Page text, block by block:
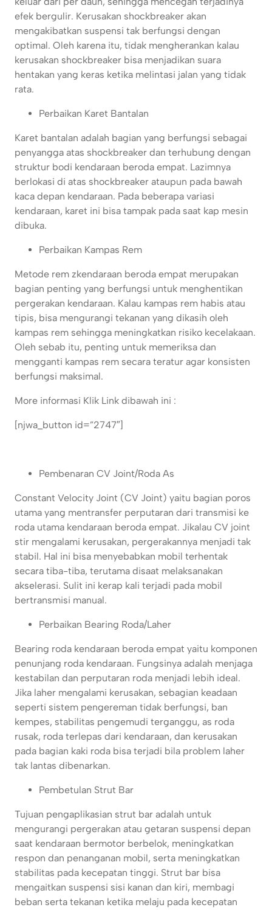
efek bergulir. Kerusakan shockbreaker akan
mengakibatkan suspensi tak berfungsi dengan
optimal. Oleh karena itu, tidak mengherankan kalau
kerusakan shockbreaker bisa menjadikan suara
hentakan yang keras ketika melintasi jalan yang tidak
rata.
Perbaikan Karet Bantalan
Karet bantalan adalah bagian yang berfungsi sebagai
penyangga atas shockbreaker dan terhubung dengan
struktur bodi kendaraan beroda empat. Lazimnya
berlokasi di atas shockbreaker ataupun pada bawah
kaca depan kendaraan. Pada beberapa variasi
kendaraan, karet ini bisa tampak pada saat kap mesin
dibuka.
Perbaikan Kampas Rem
Metode rem zkendaraan beroda empat merupakan
bagian penting yang berfungsi untuk menghentikan
pergerakan kendaraan. Kalau kampas rem habis atau
tipis, bisa mengurangi tekanan yang dikasih oleh
kampas rem sehingga meningkatkan risiko kecelakaan.
Oleh sebab itu, penting untuk memeriksa dan
mengganti kampas rem secara teratur agar konsisten
berfungsi maksimal.
More informasi Klik Link dibawah ini :
[njwa_button id=”2747″]
Pembenaran CV Joint/Roda As
Constant Velocity Joint (CV Joint) yaitu bagian poros
utama yang mentransfer perputaran dari transmisi ke
roda utama kendaraan beroda empat. Jikalau CV joint
stir mengalami kerusakan, pergerakannya menjadi tak
stabil. Hal ini bisa menyebabkan mobil terhentak
secara tiba-tiba, terutama disaat melaksanakan
akselerasi. Sulit ini kerap kali terjadi pada mobil
bertransmisi manual.
Perbaikan Bearing Roda/Laher
Bearing roda kendaraan beroda empat yaitu komponen
penunjang roda kendaraan. Fungsinya adalah menjaga
kestabilan dan perputaran roda menjadi lebih ideal.
Jika laher mengalami kerusakan, sebagian keadaan
seperti sistem pengereman tidak berfungsi, ban
kempes, stabilitas pengemudi terganggu, as roda
rusak, roda terlepas dari kendaraan, dan kerusakan
pada bagian kaki roda bisa terjadi bila problem laher
tak lantas dibenarkan.
Pembetulan Strut Bar
Tujuan pengaplikasian strut bar adalah untuk
mengurangi pergerakan atau getaran suspensi depan
saat kendaraan bermotor berbelok, meningkatkan
respon dan penanganan mobil, serta meningkatkan
stabilitas pada kecepatan tinggi. Strut bar bisa
mengaitkan suspensi sisi kanan dan kiri, membagi
beban serta tekanan ketika melaju pada kecepatan